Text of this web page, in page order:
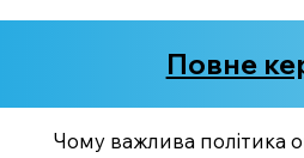
Повне
Чому важлива політика